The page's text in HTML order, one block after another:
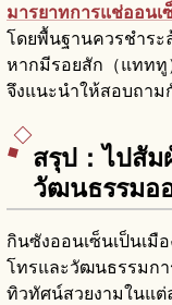
มารยาทการแช่ออนเ
โดยพื้นฐานควรชำระ
หากมีรอยสัก（แทททู
จึงแนะนำให้สอบถา
สรุป：ไปสัม
วัฒนธรรมอ
กินซังออนเซ็นเป็นเมื
โทรและวัฒนธรรมก
ทิวทัศน์สวยงามในแต่